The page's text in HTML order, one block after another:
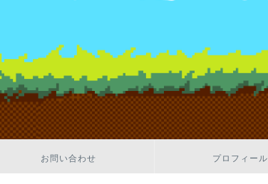
お問い合わせ プロフィール